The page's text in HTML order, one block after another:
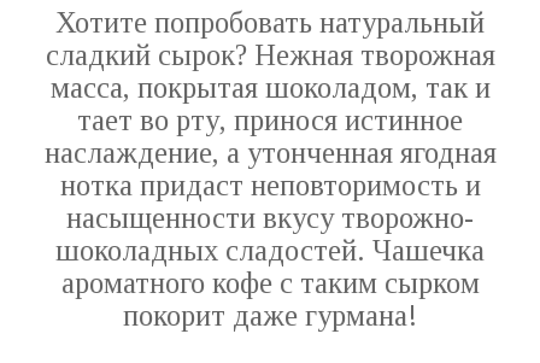
Хотите попробовать натуральный
сладкий сырок? Нежная творожная
масса, покрытая шоколадом, так и
тает во рту, принося истинное
наслаждение, а утонченная ягодная
нотка придаст неповторимость и
насыщенности вкусу творожно-
шоколадных сладостей. Чашечка
ароматного кофе с таким сырком
покорит даже гурмана!